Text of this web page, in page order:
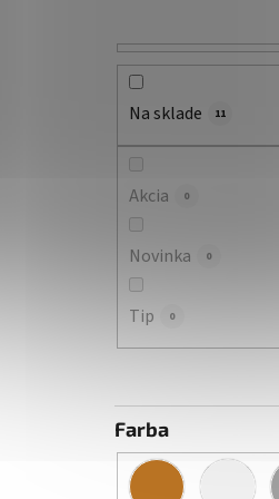
Na sklade 11
Akcia 0
Novinka 0
Tip 0
Farba